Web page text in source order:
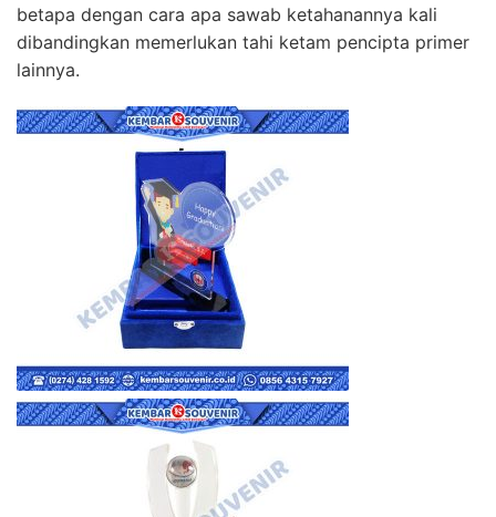
betapa dengan cara apa sawab ketahanannya kali
dibandingkan memerlukan tahi ketam pencipta primer
lainnya.